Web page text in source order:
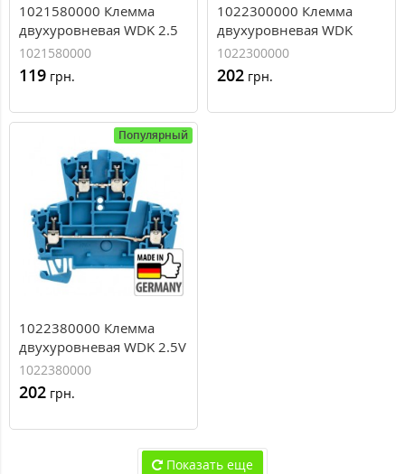
1021580000 Клемма
двухуровневая WDK 2.5
BL, 2,5 мм.кв
1021580000
119 грн.
1022300000 Клемма
двухуровневая WDK
2.5V, 2,5 мм.кв
1022300000
202 грн.
Популярный
1022380000 Клемма
двухуровневая WDK 2.5V
BL, 2,5 мм.кв
1022380000
202 грн.
Показать еще